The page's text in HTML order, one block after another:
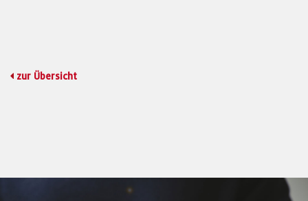
zur Übersicht